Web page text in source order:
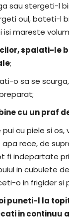
sau stergeti-l
oul, bateti-l
mareste
spalati-le
;
o sa se
cu un praf
cu piele si
apa rece, de
fi indepartate
in cubulete
o in frigider
puneti-l la
in continuu